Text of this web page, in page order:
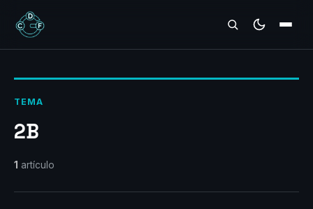
REVIEWS
TEMA
2B
1 artículo